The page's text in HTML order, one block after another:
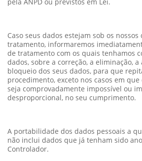
Caso seus dados estejam sob os nossos
tratamento, informaremos
de tratamento com os quais tenhamos
dados, sobre a correção, a eliminação,
bloqueio dos seus dados, para que
procedimento, exceto nos casos em
seja comprovadamente impossível ou
desproporcional, no seu cumprimento.
A portabilidade dos dados pessoais a
não inclui dados que já tenham sido
Controlador.